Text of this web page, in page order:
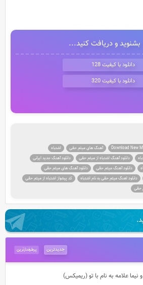
بشنوید و دریافت کنید...
دانلود با کیفیت 128
دانلود با کیفیت 320
Download New آهنگ های میثم حقی
اشتباه
دانلود آهنگ اشتباه از میثم حقی
دانلود آهنگ جدید ایرانی
دانلود آهنگ میثم حقی
دانلود آهنگ های میثم حقی
دانلود اهنگ میثم حقی به نام اشتباه
کد پیشواز اشتباه از میثم حقی
حقی
پرطرفدارترین جدیدترین
نیما علامه به نام با تو (ریمیکس)